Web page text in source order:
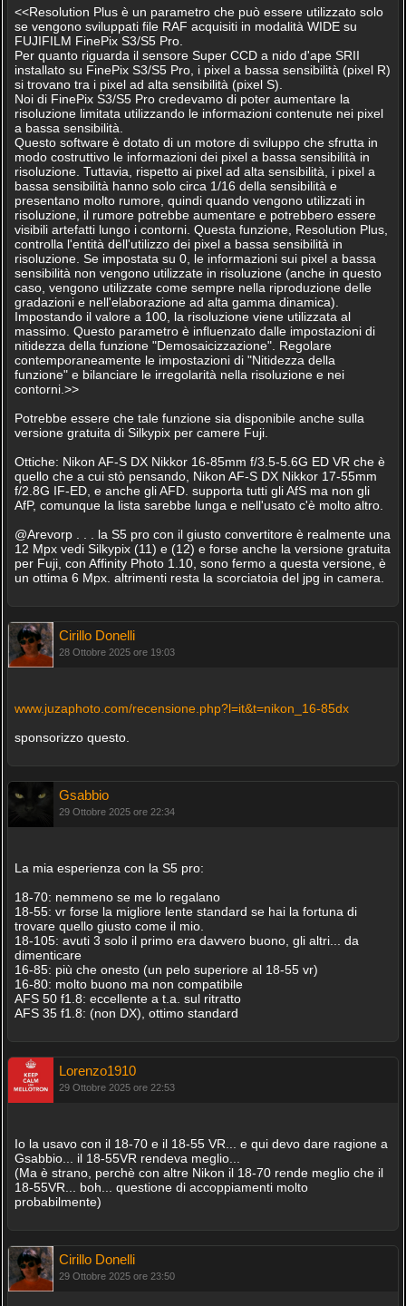
<<Resolution Plus è un parametro che può essere utilizzato solo
se vengono sviluppati file RAF acquisiti in modalità WIDE su
FUJIFILM FinePix S3/S5 Pro.
Per quanto riguarda il sensore Super CCD a nido d'ape SRII
installato su FinePix S3/S5 Pro, i pixel a bassa sensibilità (pixel R)
si trovano tra i pixel ad alta sensibilità (pixel S).
Noi di FinePix S3/S5 Pro credevamo di poter aumentare la
risoluzione limitata utilizzando le informazioni contenute nei pixel
a bassa sensibilità.
Questo software è dotato di un motore di sviluppo che sfrutta in
modo costruttivo le informazioni dei pixel a bassa sensibilità in
risoluzione. Tuttavia, rispetto ai pixel ad alta sensibilità, i pixel a
bassa sensibilità hanno solo circa 1/16 della sensibilità e
presentano molto rumore, quindi quando vengono utilizzati in
risoluzione, il rumore potrebbe aumentare e potrebbero essere
visibili artefatti lungo i contorni. Questa funzione, Resolution Plus,
controlla l'entità dell'utilizzo dei pixel a bassa sensibilità in
risoluzione. Se impostata su 0, le informazioni sui pixel a bassa
sensibilità non vengono utilizzate in risoluzione (anche in questo
caso, vengono utilizzate come sempre nella riproduzione delle
gradazioni e nell'elaborazione ad alta gamma dinamica).
Impostando il valore a 100, la risoluzione viene utilizzata al
massimo. Questo parametro è influenzato dalle impostazioni di
nitidezza della funzione "Demosaicizzazione". Regolare
contemporaneamente le impostazioni di "Nitidezza della
funzione" e bilanciare le irregolarità nella risoluzione e nei
contorni.>>
Potrebbe essere che tale funzione sia disponibile anche sulla
versione gratuita di Silkypix per camere Fuji.
Ottiche: Nikon AF-S DX Nikkor 16-85mm f/3.5-5.6G ED VR che è
quello che a cui stò pensando, Nikon AF-S DX Nikkor 17-55mm
f/2.8G IF-ED, e anche gli AFD. supporta tutti gli AfS ma non gli
AfP, comunque la lista sarebbe lunga e nell'usato c'è molto altro.
@Arevorp . . . la S5 pro con il giusto convertitore è realmente una
12 Mpx vedi Silkypix (11) e (12) e forse anche la versione gratuita
per Fuji, con Affinity Photo 1.10, sono fermo a questa versione, è
un ottima 6 Mpx. altrimenti resta la scorciatoia del jpg in camera.
Cirillo Donelli
28 Ottobre 2025 ore 19:03
www.juzaphoto.com/recensione.php?l=it&t=nikon_16-85dx
sponsorizzo questo.
Gsabbio
29 Ottobre 2025 ore 22:34
La mia esperienza con la S5 pro:
18-70: nemmeno se me lo regalano
18-55: vr forse la migliore lente standard se hai la fortuna di
trovare quello giusto come il mio.
18-105: avuti 3 solo il primo era davvero buono, gli altri... da
dimenticare
16-85: più che onesto (un pelo superiore al 18-55 vr)
16-80: molto buono ma non compatibile
AFS 50 f1.8: eccellente a t.a. sul ritratto
AFS 35 f1.8: (non DX), ottimo standard
Lorenzo1910
29 Ottobre 2025 ore 22:53
Io la usavo con il 18-70 e il 18-55 VR... e qui devo dare ragione a
Gsabbio... il 18-55VR rendeva meglio...
(Ma è strano, perchè con altre Nikon il 18-70 rende meglio che il
18-55VR... boh... questione di accoppiamenti molto
probabilmente)
Cirillo Donelli
29 Ottobre 2025 ore 23:50